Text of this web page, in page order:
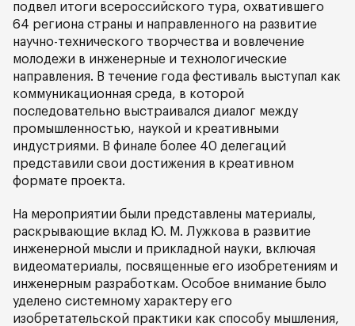
подвел итоги всероссийского тура, охватившего
64 региона страны и направленного на развитие
научно-технического творчества и вовлечение
молодежи в инженерные и технологические
направления. В течение года фестиваль выступал как
коммуникационная среда, в которой
последовательно выстраивался диалог между
промышленностью, наукой и креативными
индустриями. В финале более 40 делегаций
представили свои достижения в креативном
формате проекта.
На мероприятии были представлены материалы,
раскрывающие вклад Ю. М. Лужкова в развитие
инженерной мысли и прикладной науки, включая
видеоматериалы, посвященные его изобретениям и
инженерным разработкам. Особое внимание было
уделено системному характеру его
изобретательской практики как способу мышления,